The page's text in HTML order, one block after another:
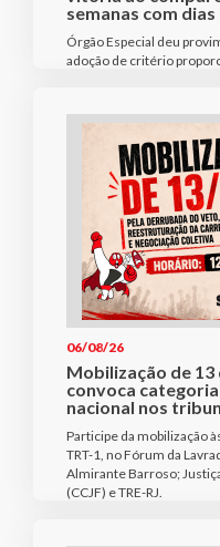
semanas com
Órgão Especial deu
adoção de critério
06/08/26
Mobilização de
convoca
nacional nos
Participe da mobilização
TRT-1, no Fórum da
Almirante Barroso;
(CCJF) e TRE-RJ.